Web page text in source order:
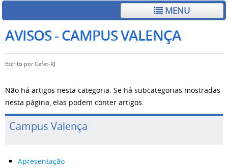
MENU
AVISOS - CAMPUS VALENÇA
Escrito porCefet-RJ
Não há artigos nesta categoria. Se há subcategorias mostradas
nesta página, elas podem conter artigos.
Campus Valença
Apresentação